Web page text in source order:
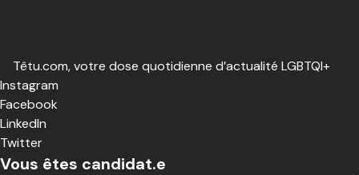
Têtu.com, votre dose quotidienne d’actualité LGBTQI+
Instagram
Facebook
LinkedIn
Twitter
Vous êtes candidat.e